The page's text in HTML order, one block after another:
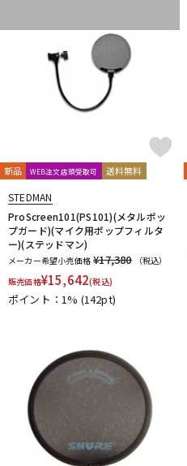
新品 WEB注文店頭受取可 送料無料
STEDMAN
ProScreen101(PS101)(メタルポッ
プガード)(マイク用ポップフィルタ
ー)(ステッドマン)
メーカー希望小売価格 ¥17,380
（税込）
販売価格¥15,642(税込)
ポイント：1% (142pt)